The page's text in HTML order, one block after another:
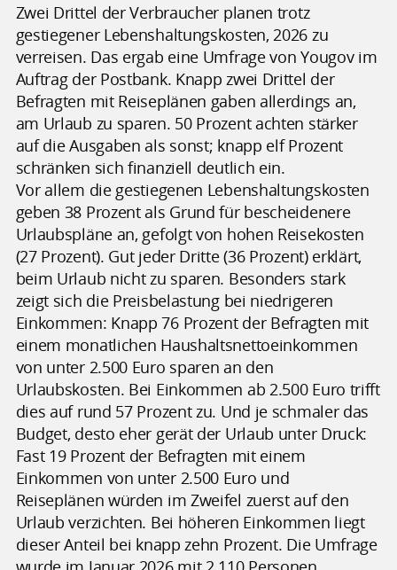
Zwei Drittel der Verbraucher planen trotz
gestiegener Lebenshaltungskosten, 2026 zu
verreisen. Das ergab eine Umfrage von Yougov im
Auftrag der Postbank. Knapp zwei Drittel der
Befragten mit Reiseplänen gaben allerdings an,
am Urlaub zu sparen. 50 Prozent achten stärker
auf die Ausgaben als sonst; knapp elf Prozent
schränken sich finanziell deutlich ein.
Vor allem die gestiegenen Lebenshaltungskosten
geben 38 Prozent als Grund für bescheidenere
Urlaubspläne an, gefolgt von hohen Reisekosten
(27 Prozent). Gut jeder Dritte (36 Prozent) erklärt,
beim Urlaub nicht zu sparen. Besonders stark
zeigt sich die Preisbelastung bei niedrigeren
Einkommen: Knapp 76 Prozent der Befragten mit
einem monatlichen Haushaltsnettoeinkommen
von unter 2.500 Euro sparen an den
Urlaubskosten. Bei Einkommen ab 2.500 Euro trifft
dies auf rund 57 Prozent zu. Und je schmaler das
Budget, desto eher gerät der Urlaub unter Druck:
Fast 19 Prozent der Befragten mit einem
Einkommen von unter 2.500 Euro und
Reiseplänen würden im Zweifel zuerst auf den
Urlaub verzichten. Bei höheren Einkommen liegt
dieser Anteil bei knapp zehn Prozent. Die Umfrage